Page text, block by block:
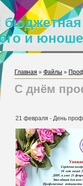
и
Главная » Файлы »
С днём
21 февраля - День